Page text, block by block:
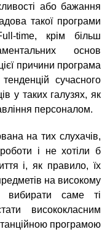
або бажання
такої програми
time, крім більш
основ
причини програма
сучасного
у таких галузях, як
персоналом.
на тих слухачів,
і не хотіли б
і, як правило, їх
на високому
вибирати саме ті
висококласним
програмою